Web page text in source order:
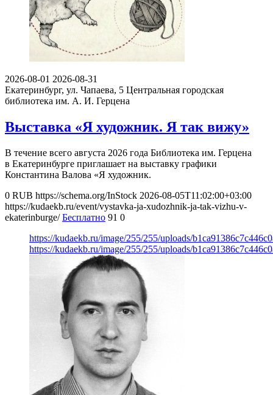
2026-08-01 2026-08-31
Екатеринбург, ул. Чапаева, 5 Центральная городская
библиотека им. А. И. Герцена
Выставка «Я художник. Я так вижу»
В течение всего августа 2026 года Библиотека им. Герцена
в Екатеринбурге приглашает на выставку графики
Константина Валова «Я художник.
0 RUB https://schema.org/InStock 2026-08-05T11:02:00+03:00
https://kudaekb.ru/event/vystavka-ja-xudozhnik-ja-tak-vizhu-v-
ekaterinburge/ Бесплатно 91 0
https://kudaekb.ru/image/255/255/uploads/
https://kudaekb.ru/image/255/255/uploads/